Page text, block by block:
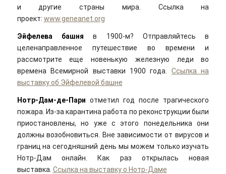
и другие страны мира. Ссылка на
проект: www.geneanet.org
Эйфелева башня в 1900-м? Отправляйтесь в
целенаправленное путешествие во времени и
рассмотрите еще новенькую железную леди во
времена Всемирной выставки 1900 года. Ссылка на
выставку об Эйфелевой башне
Нотр-Дам-де-Пари отметил год после трагического
пожара. Из-за карантина работа по реконструкции были
приостановлены, но уже с этого понедельника они
должны возобновиться. Вне зависимости от вирусов и
границ на сегодняшний день мы можем только изучать
Нотр-Дам онлайн. Как раз открылась новая
выставка. Ссылка на выставку о Нотр-Даме